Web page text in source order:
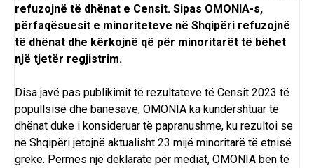
refuzojnë të dhënat e Censit. Sipas OMONIA-s,
përfaqësuesit e minoriteteve në Shqipëri refuzojnë
të dhënat dhe kërkojnë që për minoritarët të bëhet
një tjetër regjistrim.
Disa javë pas publikimit të rezultateve të Censit 2023 të
popullsisë dhe banesave, OMONIA ka kundërshtuar të
dhënat duke i konsideruar të papranushme, ku rezultoi se
në Shqipëri jetojnë aktualisht 23 mijë minoritarë të etnisë
greke. Përmes një deklarate për mediat, OMONIA bën të